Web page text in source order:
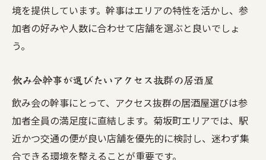
境を提供しています。幹事はエリアの特性を活かし、参
加者の好みや人数に合わせて店舗を選ぶと良いでしょ
う。
飲み会幹事が選びたいアクセス抜群の居酒屋
飲み会の幹事にとって、アクセス抜群の居酒屋選びは参
加者全員の満足度に直結します。菊坂町エリアでは、駅
近かつ交通の便が良い店舗を優先的に検討し、迷わず集
合できる環境を整えることが重要です。